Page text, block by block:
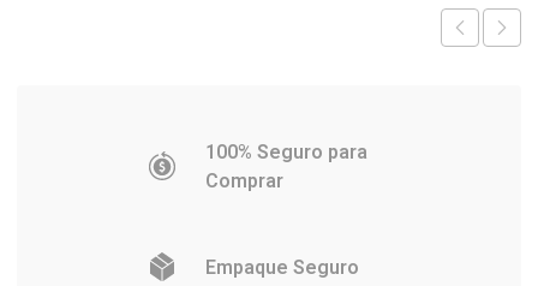
100% Seguro para
Comprar
Empaque Seguro